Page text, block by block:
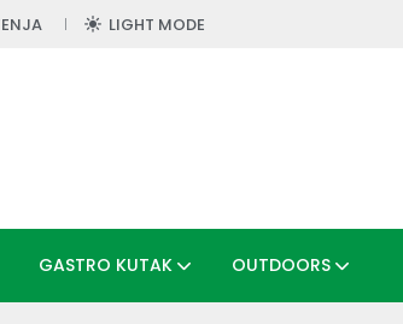
LIGHT MODE
GASTRO KUTAK OUTDOORS